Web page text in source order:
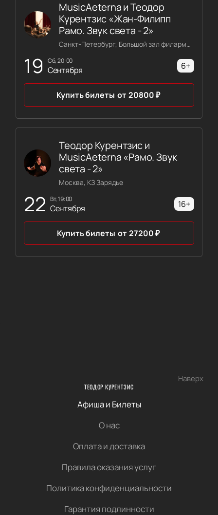
19 сб, 20:00
Сентября
MusicAeterna и Теодор
Курентзис «Жан-Филипп
Рамо. Звук света - 2»
Санкт-Петербург, Большой зал филармонии имени Шостаковича
6+
Купить билеты от 20800₽
22 вт, 19:00
Сентября
Теодор Курентзис и
MusicAeterna «Рамо. Звук
света - 2»
Москва, КЗ Зарядье
16+
Купить билеты от 27200₽
Наверх
ТЕОДОР КУРЕНТЗИС
Афиша и Билеты
О нас
Оплата и доставка
Правила оказания услуг
Политика конфиденциальности
Гарантия подлинности